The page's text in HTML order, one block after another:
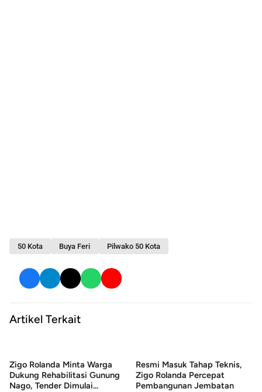
50 Kota Buya Feri Pilwako 50 Kota
Artikel Terkait
Zigo Rolanda Minta Warga
Dukung Rehabilitasi Gunung
Nago, Tender Dimulai...
Resmi Masuk Tahap Teknis,
Zigo Rolanda Percepat
Pembangunan Jembatan